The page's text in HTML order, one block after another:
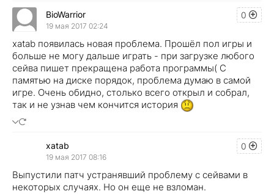
0
BioWarrior
19 мая 2017 02:24
xatab появилась новая проблема. Прошёл пол игры и
больше не могу дальше играть - при загрузке любого
сейва пишет прекращена работа программы( С
памятью на диске порядок, проблема думаю в самой
игре. Очень обидно, столько всего открыл и собрал,
так и не узнав чем кончится история
0
xatab
19 мая 2017 08:16
Выпустили патч устранявший проблему с сейвами в
некоторых случаях. Но он еще не взломан.